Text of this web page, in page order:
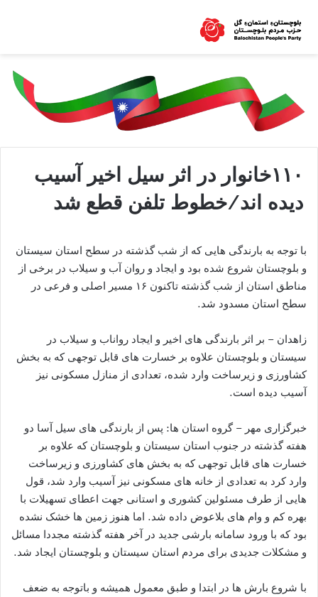
۱۱۰خانوار در اثر سیل اخیر آسیب
دیده اند/خطوط تلفن قطع شد
با توجه به بارندگی هایی که از شب گذشته در سطح استان سیستان
و بلوچستان شروع شده بود و ایجاد و روان آب و سیلاب در برخی از
مناطق استان از شب گذشته تاکنون ۱۶ مسیر اصلی و فرعی در
سطح استان مسدود شد.
زاهدان – بر اثر بارندگی های اخیر و ایجاد رواناب و سیلاب در
سیستان و بلوچستان علاوه بر خسارت های قابل توجهی که به بخش
کشاورزی و زیرساخت وارد شده، تعدادی از منازل مسکونی نیز
آسیب دیده است.
خبرگزاری مهر – گروه استان ها: پس از بارندگی های سیل آسا دو
هفته گذشته در جنوب استان سیستان و بلوچستان که علاوه بر
خسارت های قابل توجهی که به بخش های کشاورزی و زیرساخت
وارد کرد به تعدادی از خانه های مسکونی نیز آسیب وارد شد، قول
هایی از طرف مسئولین کشوری و استانی جهت اعطای تسهیلات با
بهره کم و وام های بلاعوض داده شد. اما هنوز زمین ها خشک نشده
بود که با ورود سامانه بارشی جدید در آخر هفته گذشته مجددا مسائل
و مشکلات جدیدی برای مردم استان سیستان و بلوچستان ایجاد شد.
با شروع بارش ها در ابتدا و طبق معمول همیشه و باتوجه به ضعف